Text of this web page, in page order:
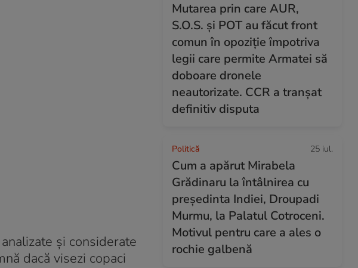
și considerate
dacă visezi copaci
Mutarea prin care AUR,
S.O.S. și POT au făcut front
comun în opoziție împotriva
legii care permite Armatei să
doboare dronele
neautorizate. CCR a tranșat
definitiv disputa
Politică 25 iul.
Cum a apărut Mirabela
Grădinaru la întâlnirea cu
președinta Indiei, Droupadi
Murmu, la Palatul Cotroceni.
Motivul pentru care a ales o
rochie galbenă